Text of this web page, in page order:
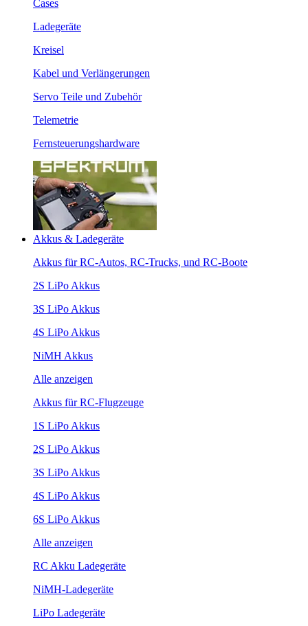
Cases
Ladegeräte
Kreisel
Kabel und Verlängerungen
Servo Teile und Zubehör
Telemetrie
Fernsteuerungshardware
Akkus & Ladegeräte
Akkus für RC-Autos, RC-Trucks, und RC-Boote
2S LiPo Akkus
3S LiPo Akkus
4S LiPo Akkus
NiMH Akkus
Alle anzeigen
Akkus für RC-Flugzeuge
1S LiPo Akkus
2S LiPo Akkus
3S LiPo Akkus
4S LiPo Akkus
6S LiPo Akkus
Alle anzeigen
RC Akku Ladegeräte
NiMH-Ladegeräte
LiPo Ladegeräte